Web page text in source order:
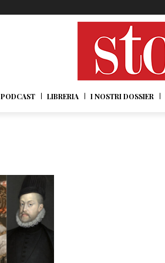
PODCAST LIBRERIA I NOSTRI DOSSIER